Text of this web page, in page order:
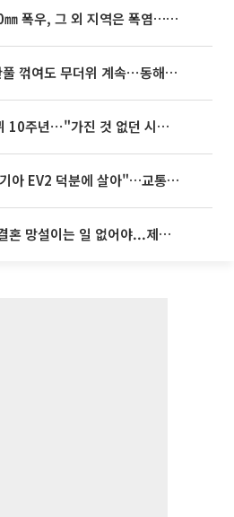
동해안은 시간당 80㎜ 폭우, 그 외 지역은 폭염…‘극과 극 날씨’
[내일 날씨] 폭염 한풀 꺾여도 무더위 계속⋯동해안 이틀 연속 비
임영웅, 어느덧 데뷔 10주년⋯"가진 것 없던 시절, 내 앞엔 20명의 팬뿐"
'굿 윌 헌팅' 배우 "기아 EV2 덕분에 살아"…교통사고 후 안전성 극찬
李대통령 “청년이 결혼 망설이는 일 없어야...제도상 불이익 조사”